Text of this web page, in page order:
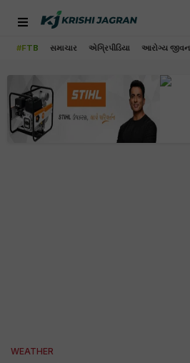
#FTB સમાચાર એગ્રિપીડિયા આરોગ્ય
WEATHER